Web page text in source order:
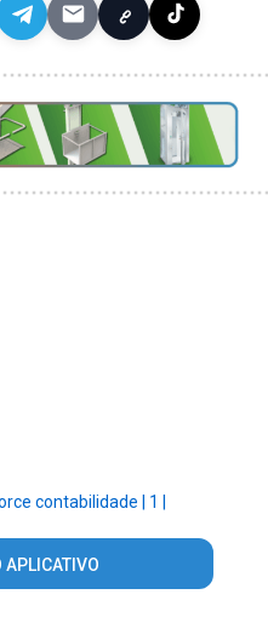
contabilidade | 1 |
APLICATIVO